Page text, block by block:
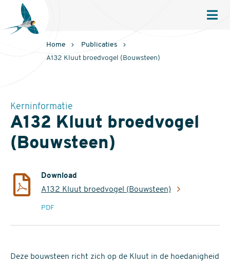
Sovon
Homepage
Home
Publicaties
A132 Kluut broedvogel (Bouwsteen)
Kerninformatie
A132 Kluut broedvogel
(Bouwsteen)
Download
A132 Kluut broedvogel (Bouwsteen)
extensie
PDF
Deze bouwsteen richt zich op de Kluut in de hoedanigheid